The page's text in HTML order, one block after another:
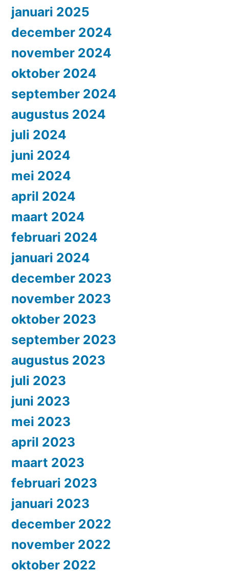
januari 2025
december 2024
november 2024
oktober 2024
september 2024
augustus 2024
juli 2024
juni 2024
mei 2024
april 2024
maart 2024
februari 2024
januari 2024
december 2023
november 2023
oktober 2023
september 2023
augustus 2023
juli 2023
juni 2023
mei 2023
april 2023
maart 2023
februari 2023
januari 2023
december 2022
november 2022
oktober 2022